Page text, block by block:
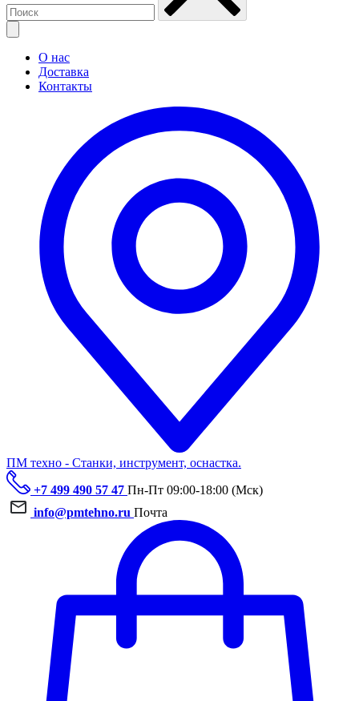
О нас
Доставка
Контакты
ПМ техно - Станки, инструмент, оснастка.
+7 499 490 57 47 Пн-Пт 09:00-18:00 (Мск)
info@pmtehno.ru Почта